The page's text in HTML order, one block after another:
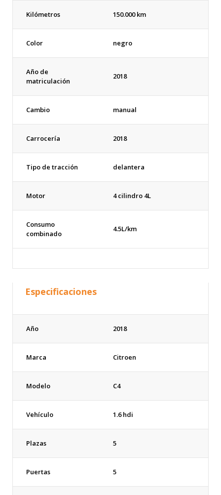
Kilómetros 150.000 km
Color negro
Año de
matriculación
2018
Cambio manual
Carrocería 2018
Tipo de tracción delantera
Motor 4 cilindro 4L
Consumo
combinado
4.5L/km
Especificaciones
Año 2018
Marca Citroen
Modelo C4
Vehículo 1.6 hdi
Plazas 5
Puertas 5